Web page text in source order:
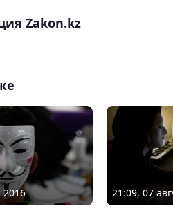
Zakon.kz
2016 21:09, 07